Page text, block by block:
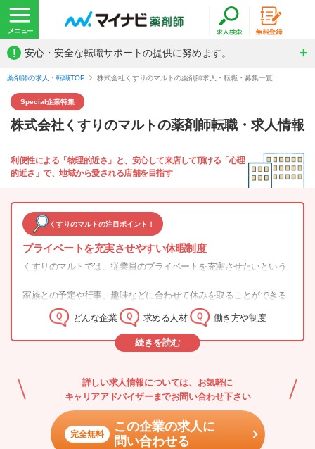
! 安心・安全な転職サポートの提供に努めます。
薬剤師の求人・転職TOP 株式会社くすりのマルトの薬剤師求人・転職・募集一覧
Special企業特集
株式会社くすりのマルトの薬剤師転職・求人情報
利便性による「物理的近さ」と、安心して来店して頂ける「心理
的近さ」で、地域から愛される店舗を目指す
くすりのマルトの注目ポイント！
プライベートを充実させやすい休暇制度
くすりのマルトでは、従業員のプライベートを充実させたいという
があります。
家族との予定や行事、趣味などに合わせて休みを取ることができる
ほか、有給休暇消化率も高いため、仕事と生活が両立しやすい環境
となっています。
どんな企業 求める人材 働き方や制度
続きを読む
詳しい求人情報については、お気軽に
キャリアアドバイザーまでお問い合わせ下さい
完全無料
この企業の求人に
問い合わせる